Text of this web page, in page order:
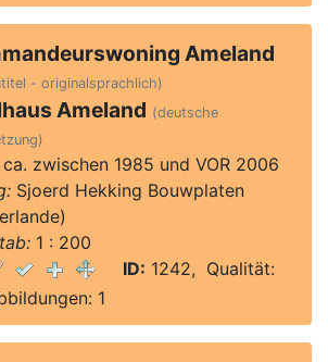
Ameland
- originalsprachlich)
Ameland (deutsche
ca. zwischen 1985 und VOR 2006
Sjoerd Hekking Bouwplaten
1 : 200
ID: 1242, Qualität:
1